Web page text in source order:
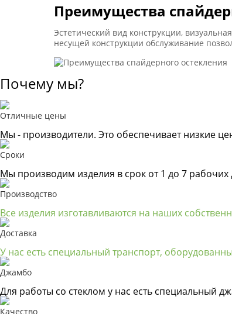
Преимущества
Эстетический вид конструкции,
несущей конструкции обслуживание
Почему мы?
Отличные цены
Мы - производители. Это обеспечивает низкие
Сроки
Мы производим изделия в срок от 1 до 7 рабочих
Производство
Все изделия изготавливаются на наших
Доставка
У нас есть специальный транспорт,
Джамбо
Для работы со стеклом у нас есть специальный
Качество